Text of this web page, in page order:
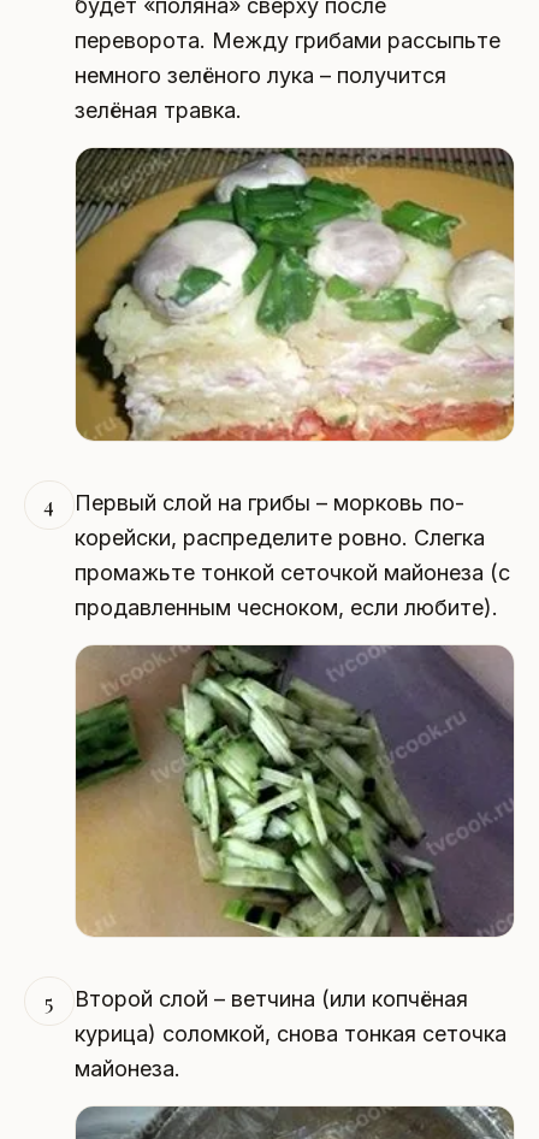
будет «поляна» сверху после
переворота. Между грибами рассыпьте
немного зелёного лука – получится
зелёная травка.
4
Первый слой на грибы – морковь по-
корейски, распределите ровно. Слегка
промажьте тонкой сеточкой майонеза (с
продавленным чесноком, если любите).
5
Второй слой – ветчина (или копчёная
курица) соломкой, снова тонкая сеточка
майонеза.